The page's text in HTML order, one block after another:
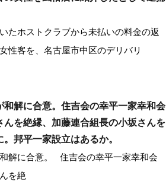
たホストクラブから未払いの料金の返
性客を、名古屋市中区のデリバリ
和解に合意。住吉会の幸平一家幸和会
んを絶縁、加藤連合組長の小坂さんを
邦平一家設立はあるか。
解に合意。 住吉会の幸平一家幸和会
を絶